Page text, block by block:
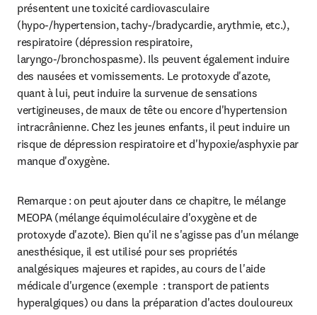
présentent une toxicité cardiovasculaire
(hypo-/hypertension, tachy-/bradycardie, arythmie, etc.),
respiratoire (dépression respiratoire,
laryngo-/bronchospasme). Ils peuvent également induire
des nausées et vomissements. Le protoxyde d'azote,
quant à lui, peut induire la survenue de sensations
vertigineuses, de maux de tête ou encore d'hypertension
intracrânienne. Chez les jeunes enfants, il peut induire un
risque de dépression respiratoire et d'hypoxie/asphyxie par
manque d'oxygène.
Remarque : on peut ajouter dans ce chapitre, le mélange
MEOPA (mélange équimoléculaire d'oxygène et de
protoxyde d'azote). Bien qu'il ne s'agisse pas d'un mélange
anesthésique, il est utilisé pour ses propriétés
analgésiques majeures et rapides, au cours de l'aide
médicale d'urgence (exemple  : transport de patients
hyperalgiques) ou dans la préparation d'actes douloureux